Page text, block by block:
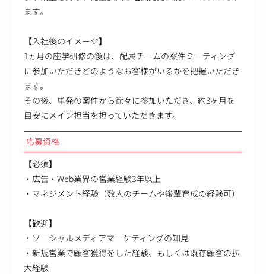
ます。
【入社後のイメージ】
1ヵ月の座学研修の後は、配属チームの案件ミーティング
に参加いただきどのようなお客様がいるかを把握いただき
ます。
その後、単発の案件から徐々に参加いただき、約3ヶ月を
目安にメイン担当を担っていただきます。
応募資格
【必須】
・広告・Web業界の営業経験3年以上
・マネジメント経験（数人のチームや後輩育成の経験可）
【歓迎】
・ソーシャルメディアマーケティングの知見
・新規営業で顧客獲得をした経験、もしくは既存顧客の拡
大経験